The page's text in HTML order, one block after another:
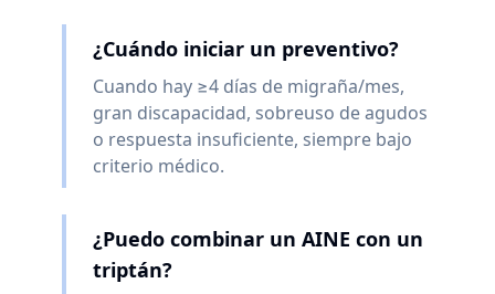
¿Cuándo iniciar un preventivo?
Cuando hay ≥4 días de migraña/mes,
gran discapacidad, sobreuso de agudos
o respuesta insuficiente, siempre bajo
criterio médico.
¿Puedo combinar un AINE con un
triptán?